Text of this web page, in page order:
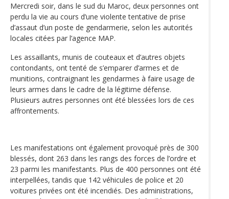
Mercredi soir, dans le sud du Maroc, deux personnes ont
perdu la vie au cours d’une violente tentative de prise
d’assaut d’un poste de gendarmerie, selon les autorités
locales citées par l’agence MAP.
Les assaillants, munis de couteaux et d’autres objets
contondants, ont tenté de s’emparer d’armes et de
munitions, contraignant les gendarmes à faire usage de
leurs armes dans le cadre de la légitime défense.
Plusieurs autres personnes ont été blessées lors de ces
affrontements.
Les manifestations ont également provoqué près de 300
blessés, dont 263 dans les rangs des forces de l’ordre et
23 parmi les manifestants. Plus de 400 personnes ont été
interpellées, tandis que 142 véhicules de police et 20
voitures privées ont été incendiés. Des administrations,